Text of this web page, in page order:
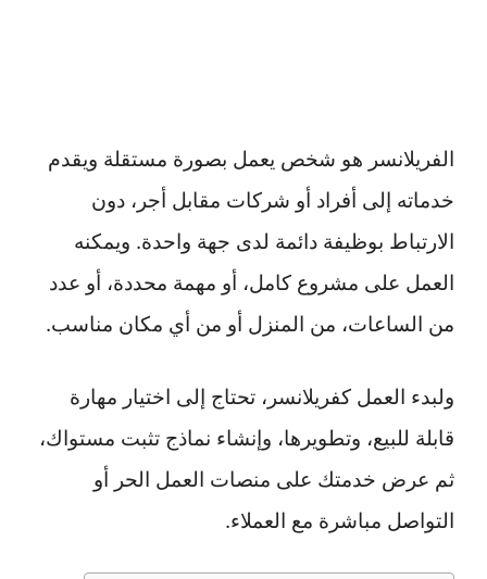
الفريلانسر هو شخص يعمل بصورة مستقلة ويقدم
خدماته إلى أفراد أو شركات مقابل أجر، دون
الارتباط بوظيفة دائمة لدى جهة واحدة. ويمكنه
العمل على مشروع كامل، أو مهمة محددة، أو عدد
من الساعات، من المنزل أو من أي مكان مناسب.
ولبدء العمل كفريلانسر، تحتاج إلى اختيار مهارة
قابلة للبيع، وتطويرها، وإنشاء نماذج تثبت مستواك،
ثم عرض خدمتك على منصات العمل الحر أو
التواصل مباشرة مع العملاء.